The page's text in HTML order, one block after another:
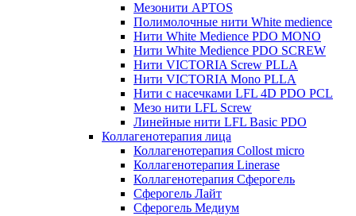
Мезонити APTOS
Полимолочные нити White medience
Нити White Medience PDO MONO
Нити White Medience PDO SCREW
Нити VICTORIA Screw PLLA
Нити VICTORIA Mono PLLA
Нити с насечками LFL 4D PDO PCL
Мезо нити LFL Screw
Линейные нити LFL Basic PDO
Коллагенотерапия лица
Коллагенотерапия Collost micro
Коллагенотерапия Linerase
Коллагенотерапия Сферогель
Сферогель Лайт
Сферогель Медиум